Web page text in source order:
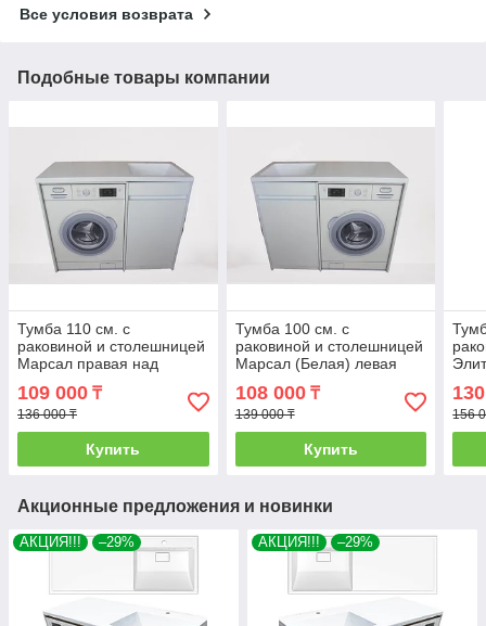
Все условия возврата
Подобные товары компании
Тумба 110 см. с
раковиной и столешницей
Марсал правая над
109 000 ₸
136 000 ₸
Купить
Тумба 100 см. с
раковиной и столешницей
Марсал (Белая) левая
РФ
108 000₸
139 000 ₸
Купить
156
Акционные предложения и новинки
АКЦИЯ!!! –29% АКЦИЯ!!! –29%